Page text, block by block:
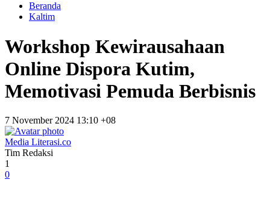
Beranda
Kaltim
Workshop Kewirausahaan
Online Dispora Kutim,
Memotivasi Pemuda Berbisnis
7 November 2024 13:10 +08
Media Literasi.co
Tim Redaksi
1
0